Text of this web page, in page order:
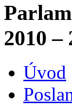
2010 –
Úvod